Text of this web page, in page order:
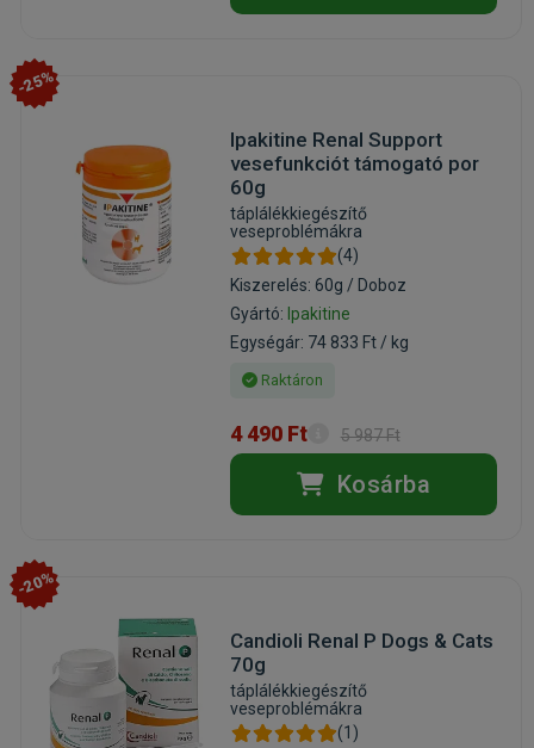
-25%
Ipakitine Renal Support
vesefunkciót támogató por
60g
táplálékkiegészítő
veseproblémákra
(4)
Kiszerelés: 60g / Doboz
Gyártó: Ipakitine
Egységár: 74 833 Ft / kg
Raktáron
4 490 Ft 5 987 Ft
Kosárba
-20%
Candioli Renal P Dogs & Cats
70g
táplálékkiegészítő
veseproblémákra
(1)